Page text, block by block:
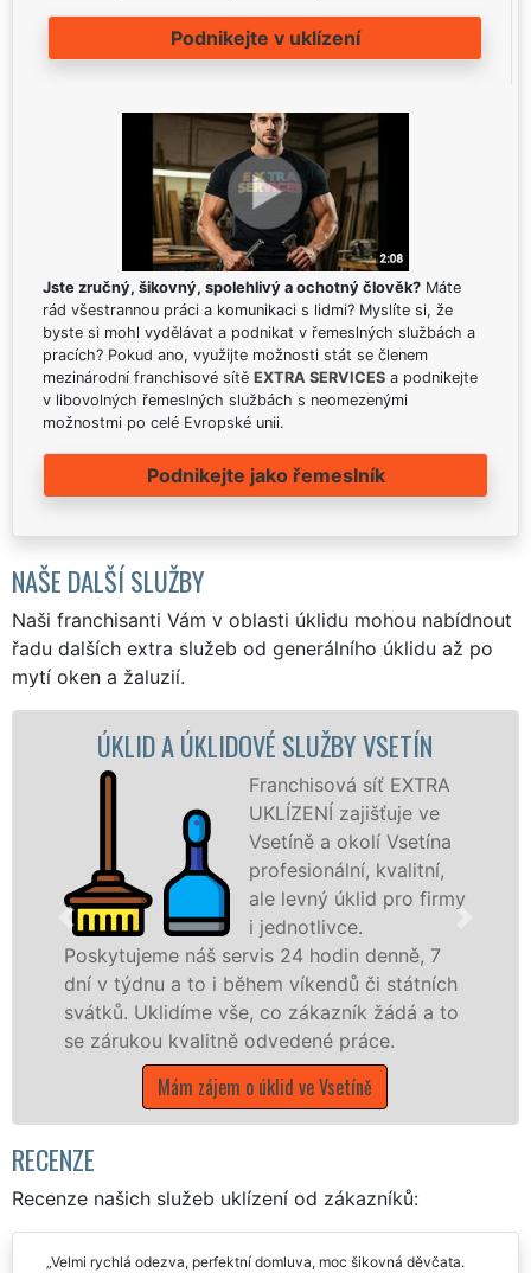
Podnikejte v uklízení
Jste zručný, šikovný, spolehlivý a ochotný člověk? Máte
rád všestrannou práci a komunikaci s lidmi? Myslíte si, že
byste si mohl vydělávat a podnikat v řemeslných službách a
pracích? Pokud ano, využijte možnosti stát se členem
mezinárodní franchisové sítě EXTRA SERVICES a podnikejte
v libovolných řemeslných službách s neomezenými
možnostmi po celé Evropské unii.
Podnikejte jako řemeslník
NAŠE DALŠÍ SLUŽBY
Naši franchisanti Vám v oblasti úklidu mohou nabídnout
řadu dalších extra služeb od generálního úklidu až po
mytí oken a žaluzií.
SLUŽBY VSETÍN
Franchisová síť EXTRA
UKLÍZENÍ zajišťuje ve
Vsetíně a okolí Vsetína
profesionální, kvalitní,
ale levný úklid pro firmy
i jednotlivce.
servis 24 hodin denně, 7
během víkendů či státních
vše, co zákazník žádá a to
odvedené práce.
o úklid ve Vsetíně
ÚKLIDOVÁ
nabízíme pro
státní podniky,
Zlínském kraji s
RECENZE
Recenze našich služeb uklízení od zákazníků:
Velmi rychlá odezva, perfektní domluva, moc šikovná děvčata.